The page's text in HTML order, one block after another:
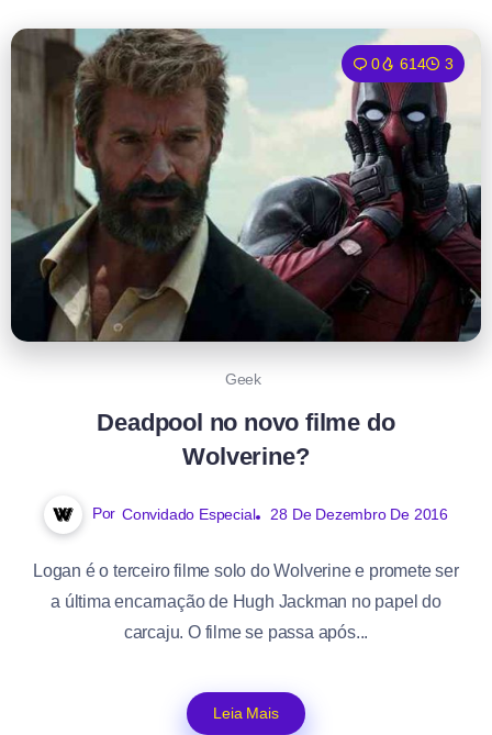
0 614 3
Geek
Deadpool no novo filme do
Wolverine?
Por Convidado Especial 28 De Dezembro De 2016
Logan é o terceiro filme solo do Wolverine e promete ser
a última encarnação de Hugh Jackman no papel do
carcaju. O filme se passa após...
Leia Mais